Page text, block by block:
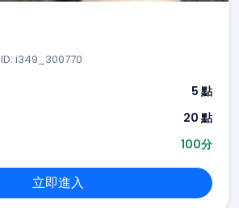
ID: i349_300770
5 點
20 點
100分
立即進入